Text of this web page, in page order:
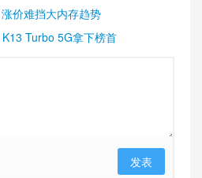
价难挡大内存趋势
Turbo 5G拿下榜首
发表